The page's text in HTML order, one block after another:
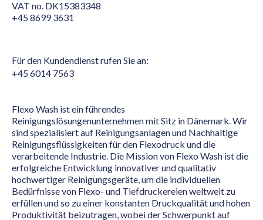
VAT no. DK15383348
+45 8699 3631
Für den Kundendienst rufen Sie an:
+45 6014 7563
Flexo Wash ist ein führendes
Reinigungslösungenunternehmen mit Sitz in Dänemark. Wir
sind spezialisiert auf Reinigungsanlagen und Nachhaltige
Reinigungsflüssigkeiten für den Flexodruck und die
verarbeitende Industrie. Die Mission von Flexo Wash ist die
erfolgreiche Entwicklung innovativer und qualitativ
hochwertiger Reinigungsgeräte, um die individuellen
Bedürfnisse von Flexo- und Tiefdruckereien weltweit zu
erfüllen und so zu einer konstanten Druckqualität und hohen
Produktivität beizutragen, wobei der Schwerpunkt auf